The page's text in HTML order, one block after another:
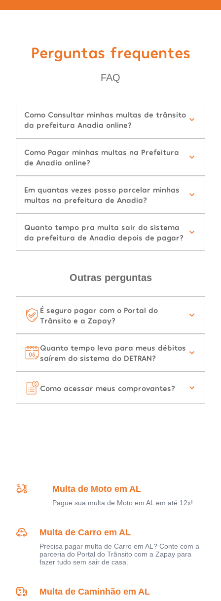
Perguntas frequentes
FAQ
Como Consultar minhas multas de trânsito
da prefeitura Anadia online?
Como Pagar minhas multas na Prefeitura
de Anadia online?
Em quantas vezes posso parcelar minhas
multas na prefeitura de Anadia?
Quanto tempo pra multa sair do sistema
da prefeitura de Anadia depois de pagar?
Outras perguntas
É seguro pagar com o Portal do
Trânsito e a Zapay?
Quanto tempo leva para meus débitos
saírem do sistema do DETRAN?
Como acessar meus comprovantes?
Multa de Moto em AL
Pague sua multa de Moto em AL em até 12x!
Multa de Carro em AL
Precisa pagar multa de Carro em AL? Conte com a
parceria do Portal do Trânsito com a Zapay para
fazer tudo sem sair de casa.
Multa de Caminhão em AL